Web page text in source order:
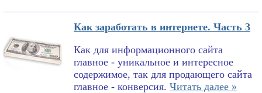
Как заработать в интернете. Часть 3
Как для информационного сайта
главное - уникальное и интересное
содержимое, так для продающего сайта
главное - конверсия. Читать далее »